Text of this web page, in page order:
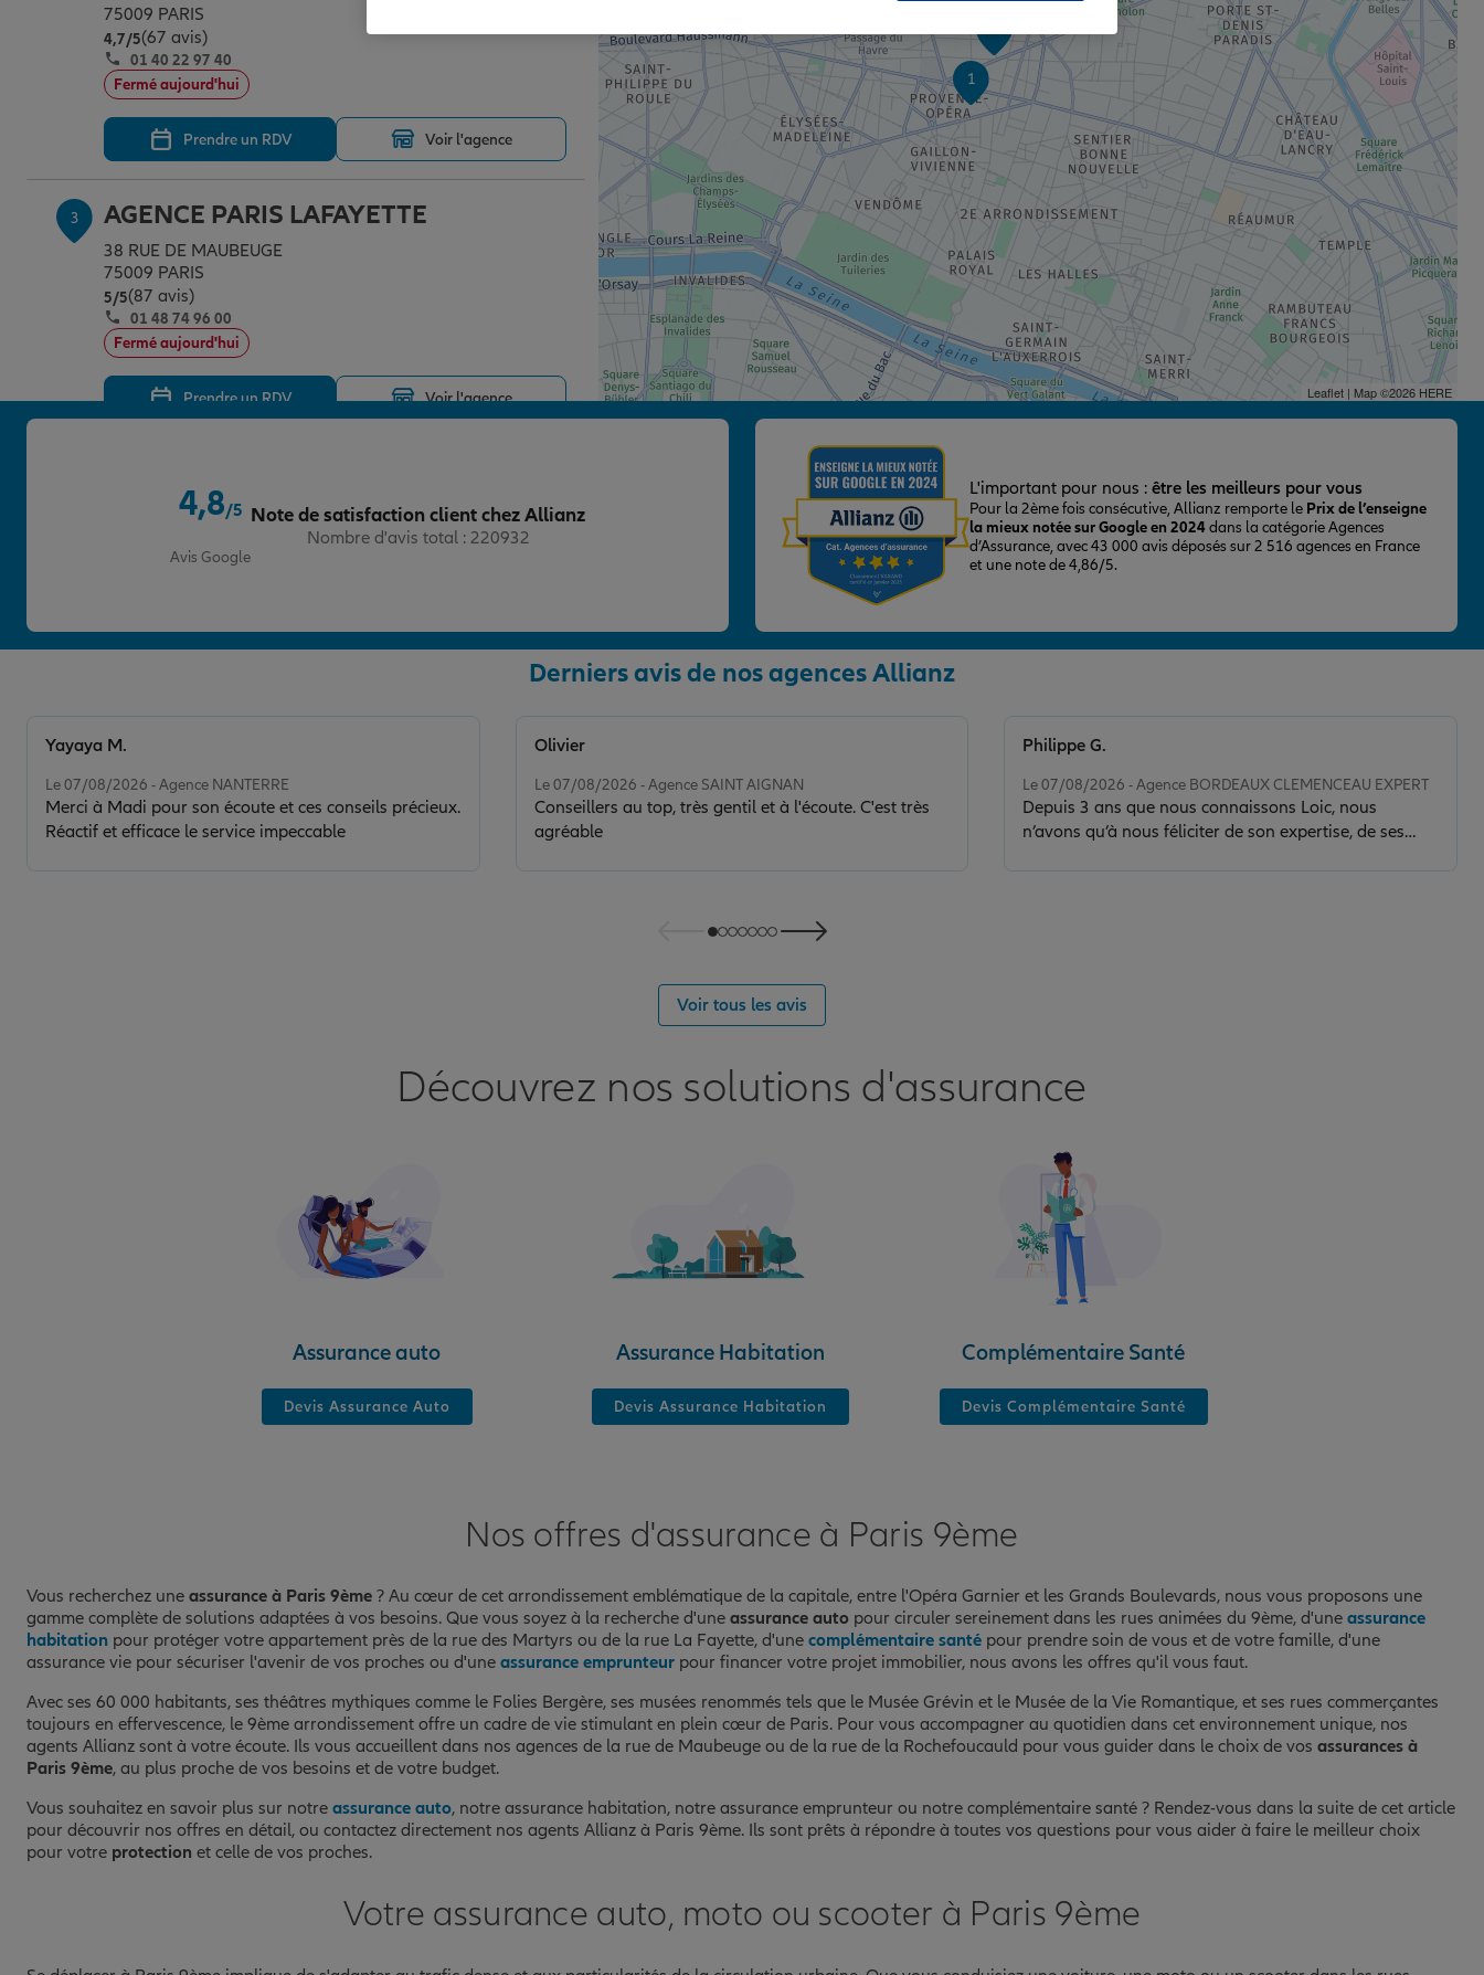
75009 PARIS
4,7/5Note de 4.7 sur 5
(67 avis)
01 40 22 97 40
Fermé aujourd'hui
Prendre un RDV Voir l'agence
3 AGENCE PARIS LAFAYETTE
38 RUE DE MAUBEUGE
75009 PARIS
5/5Note de 5 sur 5
(87 avis)
01 48 74 96 00
Fermé aujourd'hui
Prendre un RDV Voir l'agence
29 RUE DES MARTYRS
Note de 4.4 sur 5
(120 avis)
AGENCE PARIS MARTYRS
75009 PARIS
01 40 03 87 00
Fermé aujourd'hui
1
Leaflet| Map ©2026 HERE
4,8/5
Avis Google
Note de satisfaction client chez Allianz
Nombre d'avis total : 220932
L'important pour nous : être les meilleurs pour vous
Pour la 2ème fois consécutive, Allianz remporte le Prix de l’enseigne
la mieux notée sur Google en 2024dans la catégorie Agences
d’Assurance, avec 43 000 avis déposés sur 2 516 agences en France
et une note de 4,86/5.
Derniers avis de nos agences Allianz
Le 07/08/2026 - Agence NANTERRE
Merci à Madi pour son écoute et ces conseils précieux.
Réactif et efficace le service impeccable
Yayaya M.
Le 07/08/2026 - Agence SAINT AIGNAN
Conseillers au top, très gentil et à l'écoute. C'est très
agréable
Olivier
Le 07/08/2026 - Agence BORDEAUX CLEMENCEAU EXPERT
Depuis 3 ans que nous connaissons Loic, nous
n’avons qu’à nous féliciter de son expertise, de ses
Philippe G.
Voir tous les avis
Découvrez nos solutions d'assurance
Assurance auto
Devis Assurance Auto
Assurance Habitation
Devis Assurance Habitation
Complémentaire Santé
Devis Complémentaire Santé
Nos offres d'assurance à Paris 9ème
Vous recherchez une assurance à Paris 9ème ? Au cœur de cet arrondissement emblématique de la capitale, entre l'Opéra Garnier et les Grands Boulevards, nous vous proposons une
gamme complète de solutions adaptées à vos besoins. Que vous soyez à la recherche d'une assurance auto pour circuler sereinement dans les rues animées du 9ème, d'une assurance
habitation pour protéger votre appartement près de la rue des Martyrs ou de la rue La Fayette, d'une complémentaire santé pour prendre soin de vous et de votre famille, d'une
assurance vie pour sécuriser l'avenir de vos proches ou d'une assurance emprunteur pour financer votre projet immobilier, nous avons les offres qu'il vous faut.
Avec ses 60 000 habitants, ses théâtres mythiques comme le Folies Bergère, ses musées renommés tels que le Musée Grévin et le Musée de la Vie Romantique, et ses rues commerçantes
toujours en effervescence, le 9ème arrondissement offre un cadre de vie stimulant en plein cœur de Paris. Pour vous accompagner au quotidien dans cet environnement unique, nos
agents Allianz sont à votre écoute. Ils vous accueillent dans nos agences de la rue de Maubeuge ou de la rue de la Rochefoucauld pour vous guider dans le choix de vos assurances à
Paris 9ème, au plus proche de vos besoins et de votre budget.
Vous souhaitez en savoir plus sur notre assurance auto, notre assurance habitation, notre assurance emprunteur ou notre complémentaire santé ? Rendez-vous dans la suite de cet article
pour découvrir nos offres en détail, ou contactez directement nos agents Allianz à Paris 9ème. Ils sont prêts à répondre à toutes vos questions pour vous aider à faire le meilleur choix
pour votre protection et celle de vos proches.
Votre assurance auto, moto ou scooter à Paris 9ème